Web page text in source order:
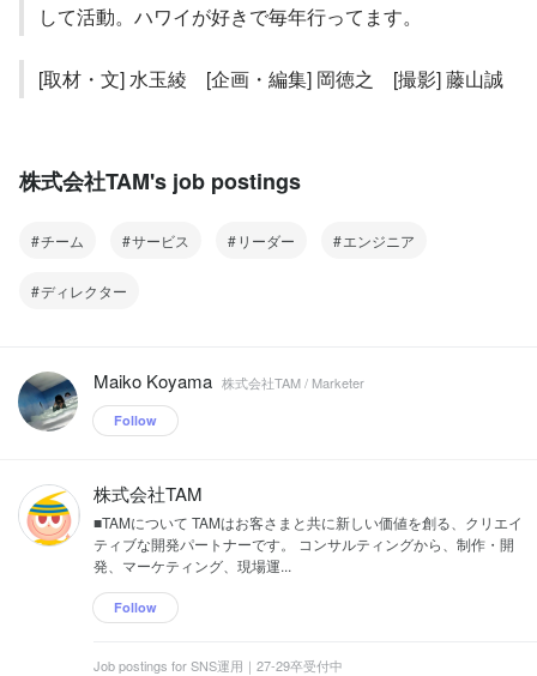
して活動。ハワイが好きで毎年行ってます。
[取材・文] 水玉綾　[企画・編集] 岡徳之　[撮影] 藤山誠
株式会社TAM's job postings
チーム サービス リーダー エンジニア
ディレクター
Maiko Koyama 株式会社TAM / Marketer
Follow
株式会社TAM
■TAMについて TAMはお客さまと共に新しい価値を創る、クリエイ
ティブな開発パートナーです。 コンサルティングから、制作・開
発、マーケティング、現場運...
Follow
Job postings for SNS運用｜27-29卒受付中